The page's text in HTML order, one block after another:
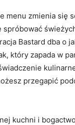
menu‍ zmienia się
spróbować
Bastard⁤ dba o
który zapada w
przegapić​
kuchni i